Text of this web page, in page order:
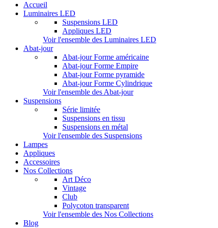
Accueil
Luminaires LED
Suspensions LED
Appliques LED
Voir l'ensemble des Luminaires LED
Abat-jour
Abat-jour Forme américaine
Abat-jour Forme Empire
Abat-jour Forme pyramide
Abat-jour Forme Cylindrique
Voir l'ensemble des Abat-jour
Suspensions
Série limitée
Suspensions en tissu
Suspensions en métal
Voir l'ensemble des Suspensions
Lampes
Appliques
Accessoires
Nos Collections
Art Déco
Vintage
Club
Polycoton transparent
Voir l'ensemble des Nos Collections
Blog